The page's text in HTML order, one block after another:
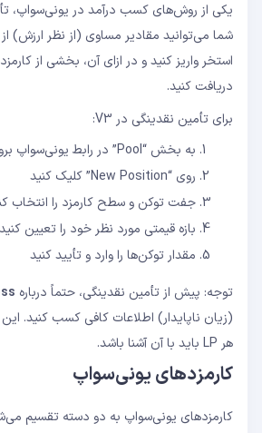
یکی از روش‌های کسب درآمد در یونی‌سواپ،
شما می‌توانید مقادیر مساوی (از نظر ارزش)
استخر واریز کنید و در ازای آن، بخشی از
دریافت کنید.
برای تأمین نقدینگی در V3:
به بخش “Pool” در رابط یونی‌سواپ بروید
روی “New Position” کلیک کنید
جفت توکن و سطح کارمزد را انتخاب
بازه قیمتی مورد نظر خود را تعیین کنید
مقدار توکن‌ها را وارد و تأیید کنید
توجه: پیش از تأمین نقدینگی، حتماً درباره
(زیان ناپایدار) اطلاعات کافی کسب کنید.
هر LP باید با آن آشنا باشد.
کارمزدهای یونی‌سواپ
کارمزدهای یونی‌سواپ به دو دسته تقسیم